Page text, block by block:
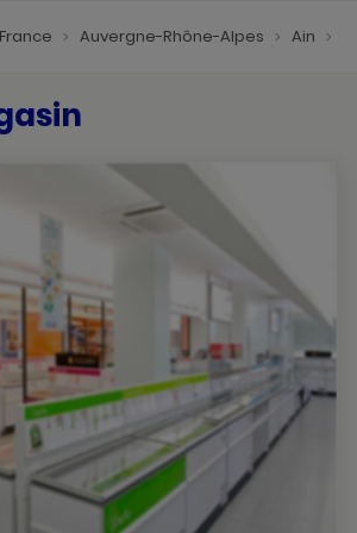
Auvergne-Rhône-Alpes Ain